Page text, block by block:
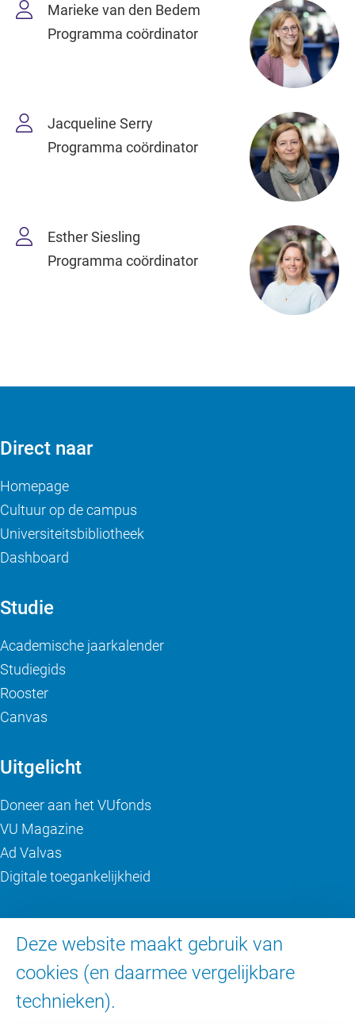
Marieke van den Bedem
Programma coördinator
Jacqueline Serry
Programma coördinator
Esther Siesling
Programma coördinator
Deze website maakt gebruik van
cookies (en daarmee vergelijkbare
technieken).
Direct naar
Homepage
Cultuur op de campus
Universiteitsbibliotheek
Dashboard
Studie
Academische jaarkalender
Studiegids
Rooster
Canvas
Uitgelicht
Doneer aan het VUfonds
VU Magazine
Ad Valvas
Digitale toegankelijkheid
Contact en route
Werken bij de VU
Faculteiten